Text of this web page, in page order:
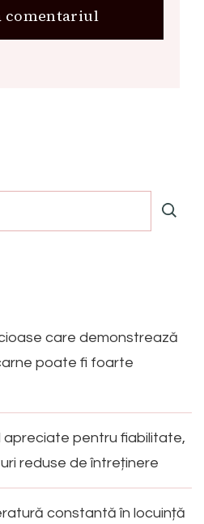
care demonstrează
poate fi foarte
apreciate pentru fiabilitate,
reduse de întreținere
constantă în locuință